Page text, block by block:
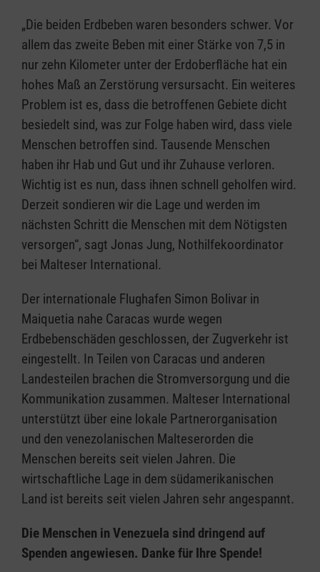
„Die beiden Erdbeben waren besonders schwer. Vor
allem das zweite Beben mit einer Stärke von 7,5 in
nur zehn Kilometer unter der Erdoberfläche hat ein
hohes Maß an Zerstörung versursacht. Ein weiteres
Problem ist es, dass die betroffenen Gebiete dicht
besiedelt sind, was zur Folge haben wird, dass viele
Menschen betroffen sind. Tausende Menschen
haben ihr Hab und Gut und ihr Zuhause verloren.
Wichtig ist es nun, dass ihnen schnell geholfen wird.
Derzeit sondieren wir die Lage und werden im
nächsten Schritt die Menschen mit dem Nötigsten
versorgen“, sagt Jonas Jung, Nothilfekoordinator
bei Malteser International.
Der internationale Flughafen Simon Bolivar in
Maiquetia nahe Caracas wurde wegen
Erdbebenschäden geschlossen, der Zugverkehr ist
eingestellt. In Teilen von Caracas und anderen
Landesteilen brachen die Stromversorgung und die
Kommunikation zusammen. Malteser International
unterstützt über eine lokale Partnerorganisation
und den venezolanischen Malteserorden die
Menschen bereits seit vielen Jahren. Die
wirtschaftliche Lage in dem südamerikanischen
Land ist bereits seit vielen Jahren sehr angespannt.
Die Menschen in Venezuela sind dringend auf
Spenden angewiesen. Danke für Ihre Spende!